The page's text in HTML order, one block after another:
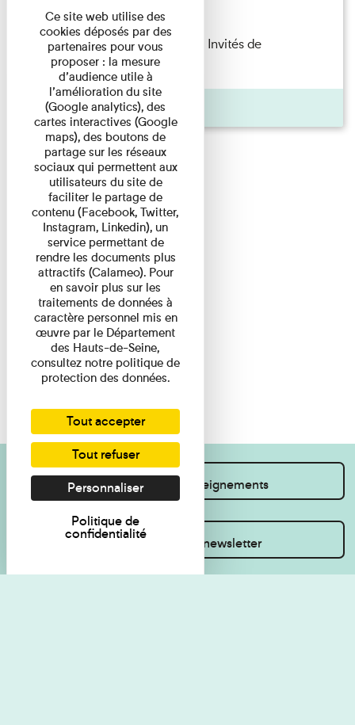
Lecture
Fanny Taillandier – Foudres Les Invités de
l’Imprimerie n°6 Lecture ...
Pages
Je souhaite des renseignements
Inscrivez-vous à la newsletter
Ce site web utilise des
cookies déposés par des
partenaires pour vous
proposer : la mesure
d’audience utile à
l’amélioration du site
(Google analytics), des
cartes interactives (Google
maps), des boutons de
partage sur les réseaux
sociaux qui permettent aux
utilisateurs du site de
faciliter le partage de
contenu (Facebook, Twitter,
Instagram, Linkedin), un
service permettant de
rendre les documents plus
attractifs (Calameo). Pour
en savoir plus sur les
traitements de données à
caractère personnel mis en
œuvre par le Département
des Hauts-de-Seine,
consultez notre politique de
protection des données.
Tout accepter
Tout refuser
Personnaliser
Politique de
confidentialité